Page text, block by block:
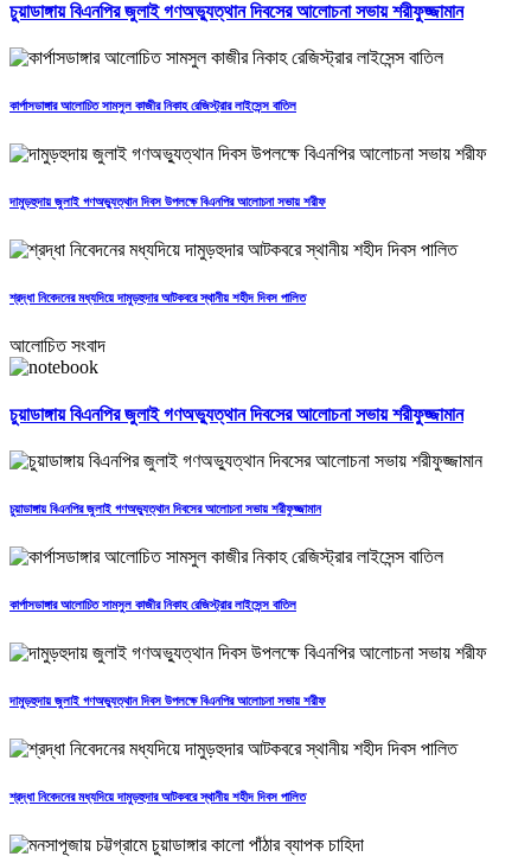
চুয়াডাঙ্গায় বিএনপির জুলাই গণঅভ্যুত্থান দিবসের আলোচনা সভায় শরীফুজ্জামান
কার্পাসডাঙ্গার আলোচিত সামসুল কাজীর নিকাহ রেজিস্ট্রার লাইসেন্স বাতিল
দামুড়হুদায় জুলাই গণঅভ্যুত্থান দিবস উপলক্ষে বিএনপির আলোচনা সভায় শরীফ
শ্রদ্ধা নিবেদনের মধ্যদিয়ে দামুড়হুদার আটকবরে স্থানীয় শহীদ দিবস পালিত
আলোচিত সংবাদ
চুয়াডাঙ্গায় বিএনপির জুলাই গণঅভ্যুত্থান দিবসের আলোচনা সভায় শরীফুজ্জামান
চুয়াডাঙ্গায় বিএনপির জুলাই গণঅভ্যুত্থান দিবসের আলোচনা সভায় শরীফুজ্জামান
কার্পাসডাঙ্গার আলোচিত সামসুল কাজীর নিকাহ রেজিস্ট্রার লাইসেন্স বাতিল
দামুড়হুদায় জুলাই গণঅভ্যুত্থান দিবস উপলক্ষে বিএনপির আলোচনা সভায় শরীফ
শ্রদ্ধা নিবেদনের মধ্যদিয়ে দামুড়হুদার আটকবরে স্থানীয় শহীদ দিবস পালিত